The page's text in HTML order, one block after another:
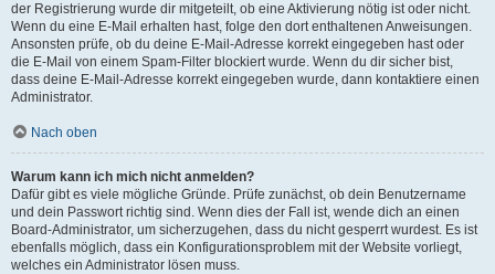
der Registrierung wurde dir mitgeteilt, ob eine Aktivierung nötig ist oder nicht.
Wenn du eine E-Mail erhalten hast, folge den dort enthaltenen Anweisungen.
Ansonsten prüfe, ob du deine E-Mail-Adresse korrekt eingegeben hast oder
die E-Mail von einem Spam-Filter blockiert wurde. Wenn du dir sicher bist,
dass deine E-Mail-Adresse korrekt eingegeben wurde, dann kontaktiere einen
Administrator.
Nach oben
Warum kann ich mich nicht anmelden?
Dafür gibt es viele mögliche Gründe. Prüfe zunächst, ob dein Benutzername
und dein Passwort richtig sind. Wenn dies der Fall ist, wende dich an einen
Board-Administrator, um sicherzugehen, dass du nicht gesperrt wurdest. Es ist
ebenfalls möglich, dass ein Konfigurationsproblem mit der Website vorliegt,
welches ein Administrator lösen muss.